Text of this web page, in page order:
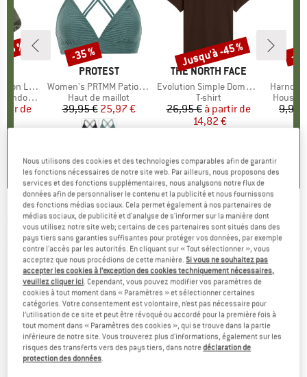
Socks
réduit
de
252)
%
MARQUE
PROTEST
Article
Women's PRTMM Patio Triangle
Product group
Haut de maillot
Prix
39,95 € Prix réduit
25,97 €
Remise
-35 %
MARQUE
THE NORTH FACE
Article
Evolution Simple Dome Short Sleeve
Product group
T-shirt
Prix
26,95 € Prix réduit
à partir de
14,82 €
4,8(8)
Remise
Jusqu'à -45 %
Article
Housse
9,95
-
ELBSAND -Women's Eldis - T-shirt
(0)
Nous utilisons des cookies et des technologies comparables afin de garantir
les fonctions nécessaires de notre site web. Par ailleurs, nous proposons des
services et des fonctions supplémentaires, nous analysons notre flux de
données afin de personnaliser le contenu et la publicité et nous fournissons
des fonctions médias sociaux. Cela permet également à nos partenaires de
médias sociaux, de publicité et d'analyse de s'informer sur la manière dont
vous utilisez notre site web; certains de ces partenaires sont situés dans des
pays tiers sans garanties suffisantes pour protéger vos données, par exemple
contre l'accès par les autorités. En cliquant sur « Tout sélectionner », vous
acceptez que nous procédions de cette manière.Si vous ne souhaitez pas
accepter les cookies à l’exception des cookies techniquement nécessaires,
veuillez cliquer ici. Cependant, vous pouvez modifier vos paramètres de
cookies à tout moment dans « Paramètres » et sélectionner certaines
catégories. Votre consentement est volontaire, n’est pas nécessaire pour
l’utilisation de ce site et peut être révoqué ou accordé pour la première fois à
tout moment dans « Paramètres des cookies », qui se trouve dans la partie
inférieure de notre site. Vous trouverez plus d'informations, également sur les
risques des transferts vers des pays tiers, dans notredéclaration de
protection des données.